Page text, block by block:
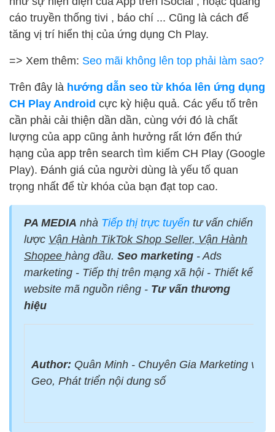
cáo truyền thống tivi , báo chí ... Cũng là cách để
tăng vị trí hiển thị của ứng dụng Ch Play.
=> Xem thêm: Seo mãi không lên top phải làm sao?
Trên đây là hướng dẫn seo từ khóa lên ứng dụng
CH Play Android cực kỳ hiệu quả. Các yếu tố trên
cần phải cải thiện dần dần, cùng với đó là chất
lượng của app cũng ảnh hưởng rất lớn đến thứ
hạng của app trên search tìm kiếm CH Play (Google
Play). Đánh giá của người dùng là yếu tố quan
trọng nhất để từ khóa của bạn đạt top cao.
PA MEDIA nhà Tiếp thị trực tuyến tư vấn chiến
lược Vận Hành TikTok Shop Seller, Vận Hành
Shopee hàng đầu. Seo marketing - Ads
marketing - Tiếp thị trên mạng xã hội - Thiết kế
website mã nguồn riêng - Tư vấn thương
hiệu
Author: Quân Minh - Chuyên Gia Marketing với
Geo, Phát triển nội dung số